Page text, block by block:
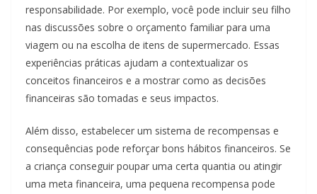
responsabilidade. Por exemplo, você pode incluir seu filho
nas discussões sobre o orçamento familiar para uma
viagem ou na escolha de itens de supermercado. Essas
experiências práticas ajudam a contextualizar os
conceitos financeiros e a mostrar como as decisões
financeiras são tomadas e seus impactos.
Além disso, estabelecer um sistema de recompensas e
consequências pode reforçar bons hábitos financeiros. Se
a criança conseguir poupar uma certa quantia ou atingir
uma meta financeira, uma pequena recompensa pode